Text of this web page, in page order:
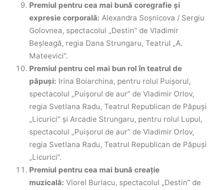
Premiul pentru cea mai bună coregrafie și
expresie corporală: Alexandra Soșnicova / Sergiu
Golovnea, spectacolul „Destin” de Vladimir
Beșleagă, regia Dana Strungaru, Teatrul „A.
Mateevici”.
Premiul pentru cel mai bun rol în teatrul de
păpuşi: Irina Boiarchina, pentru rolul Puișorul,
spectacolul „Puișorul de aur” de Vladimir Orlov,
regia Svetlana Radu, Teatrul Republican de Păpuși
„Licurici” și Arcadie Strungaru, pentru rolul Lupul,
spectacolul „Puișorul de aur” de Vladimir Orlov,
regia Svetlana Radu, Teatrul Republican de Păpuși
„Licurici”.
Premiul pentru cea mai bună creaţie
muzicală: Viorel Burlacu, spectacolul „Destin” de